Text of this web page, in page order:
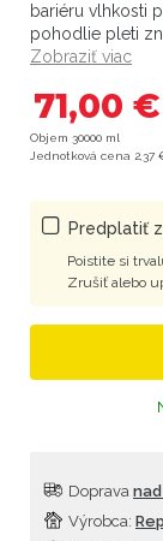
bariéru vlhkosti
pohodlie pleti
Zobraziť viac
71,00 €
Objem 30000 ml
Jednotková cena 2,37
Predplatiť
Poistite si
Zrušiť alebo
Doprava
Výrobca: